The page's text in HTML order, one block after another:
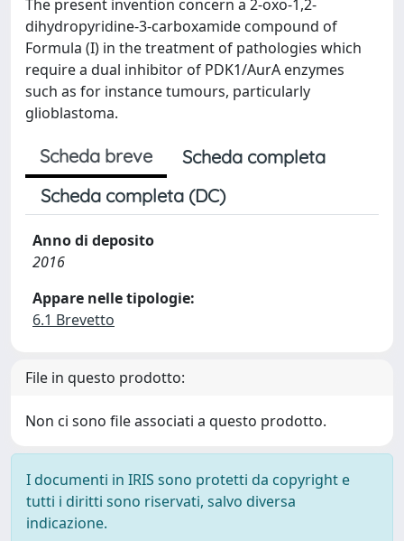
The present invention concern a 2-oxo-1,2-
dihydropyridine-3-carboxamide compound of
Formula (I) in the treatment of pathologies which
require a dual inhibitor of PDK1/AurA enzymes
such as for instance tumours, particularly
glioblastoma.
Scheda breve
Scheda completa
Scheda completa (DC)
Anno di deposito
2016
Appare nelle tipologie:
6.1 Brevetto
File in questo prodotto:
Non ci sono file associati a questo prodotto.
I documenti in IRIS sono protetti da copyright e
tutti i diritti sono riservati, salvo diversa
indicazione.